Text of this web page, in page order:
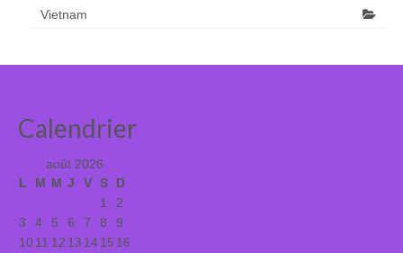
Vietnam
Calendrier
août 2026
L
M M J V S D
1
2
3
4 5 6 7 8
9
1011 12 13 1415 16